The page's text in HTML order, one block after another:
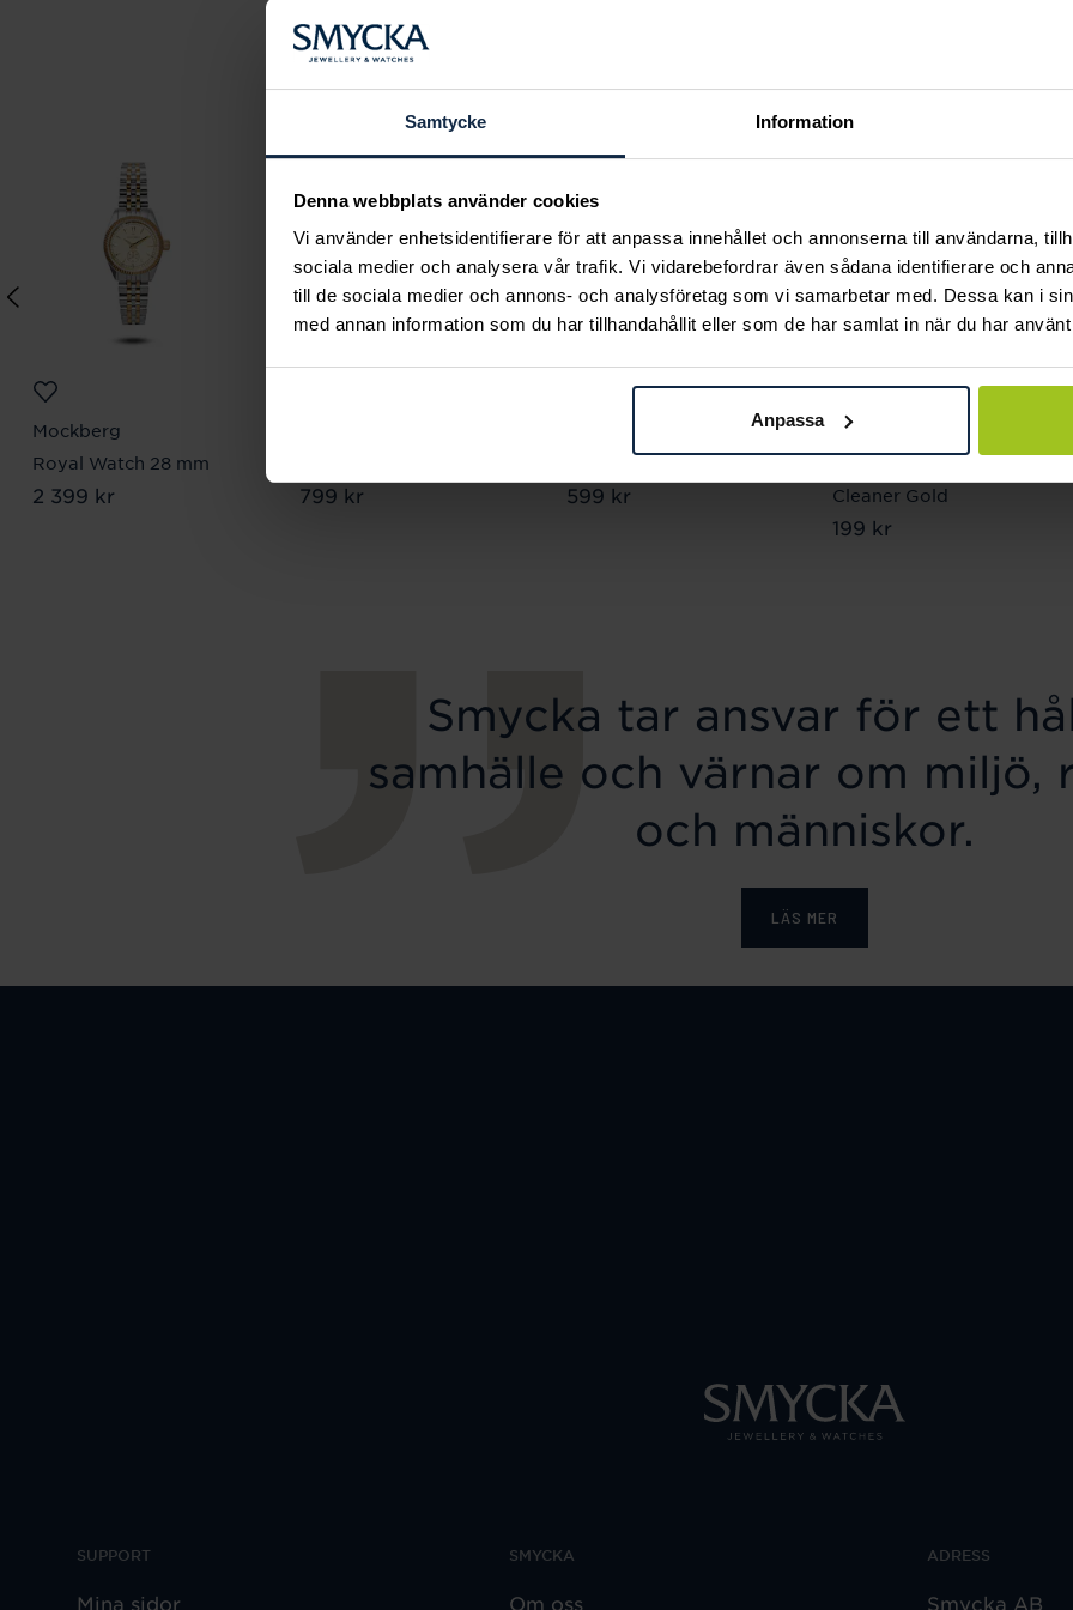
Samtycke Information
Denna webbplats använder cookies
Vi använder enhetsidentifierare för att anpassa innehållet och annonserna till användarna,
sociala medier och analysera vår trafik. Vi vidarebefordrar även sådana identifierare och
till de sociala medier och annons- och analysföretag som vi samarbetar med. Dessa kan i
med annan information som du har tillhandahållit eller som de har samlat in när du har
Anpassa
Mockberg
Royal Watch 28 mm
Pris:2 399 kr
2 399 kr Pris:799 kr
799 kr
Butterfly Gold Hoops
Pris:599 kr
599 kr
Connoisseurs
Precious Jewellery
Cleaner Gold
Pris :199 kr
199 kr
Smycka tar ansvar för ett
samhälle och värnar om miljö,
och människor.
LÄS MER
SUPPORT
Mina sidor
SMYCKA
Om oss
ADRESS
Smycka AB